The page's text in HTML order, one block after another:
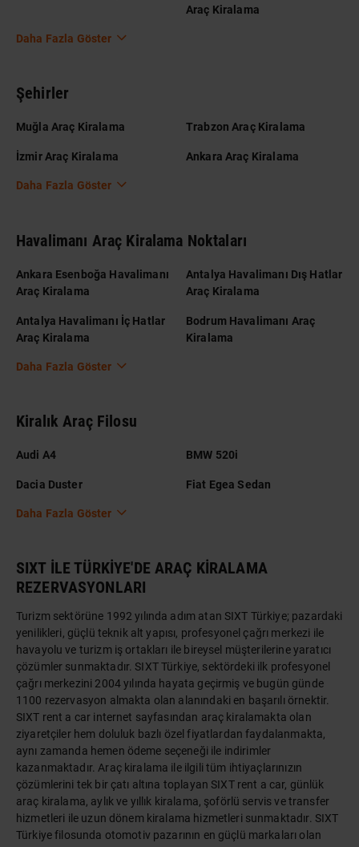
Araç Kiralama
Daha Fazla Göster
Şehirler
Muğla Araç Kiralama Trabzon Araç Kiralama
İzmir Araç Kiralama Ankara Araç Kiralama
Daha Fazla Göster
Havalimanı Araç Kiralama Noktaları
Ankara Esenboğa Havalimanı
Araç Kiralama
Antalya Havalimanı Dış Hatlar
Araç Kiralama
Antalya Havalimanı İç Hatlar
Araç Kiralama
Bodrum Havalimanı Araç
Kiralama
Daha Fazla Göster
Kiralık Araç Filosu
Audi A4 BMW 520i
Dacia Duster Fiat Egea Sedan
Daha Fazla Göster
SIXT İLE TÜRKİYE'DE ARAÇ KİRALAMA
REZERVASYONLARI
Turizm sektörüne 1992 yılında adım atan SIXT Türkiye; pazardaki
yenilikleri, güçlü teknik alt yapısı, profesyonel çağrı merkezi ile
havayolu ve turizm iş ortakları ile bireysel müşterilerine yaratıcı
çözümler sunmaktadır. SIXT Türkiye, sektördeki ilk profesyonel
çağrı merkezini 2004 yılında hayata geçirmiş ve bugün günde
1100 rezervasyon almakta olan alanındaki en başarılı örnektir.
SIXT rent a car internet sayfasından araç kiralamakta olan
ziyaretçiler hem doluluk bazlı özel fiyatlardan faydalanmakta,
aynı zamanda hemen ödeme seçeneği ile indirimler
kazanmaktadır. Araç kiralama ile ilgili tüm ihtiyaçlarınızın
çözümlerini tek bir çatı altına toplayan SIXT rent a car, günlük
araç kiralama, aylık ve yıllık kiralama, şoförlü servis ve transfer
hizmetleri ile uzun dönem kiralama hizmetleri sunmaktadır. SIXT
Türkiye filosunda otomotiv pazarının en güçlü markaları olan